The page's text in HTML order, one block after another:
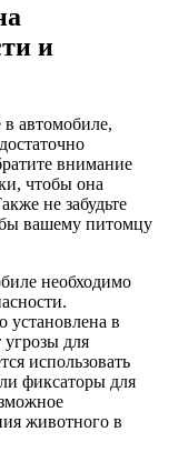
и
автомобиле,
внимание
чтобы она
не забудьте
вашему питомцу
необходимо
установлена в
угрозы для
использовать
фиксаторы для
животного в